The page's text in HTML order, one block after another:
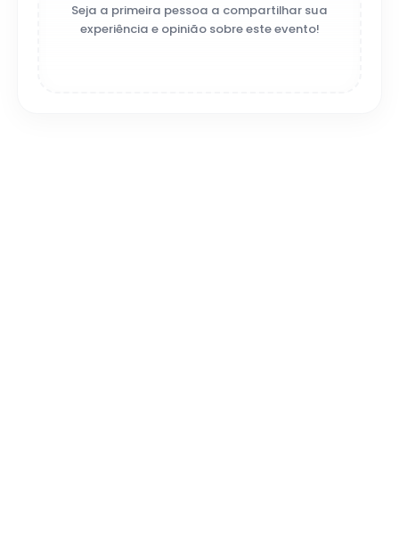
Seja a primeira pessoa a compartilhar sua
experiência e opinião sobre este evento!